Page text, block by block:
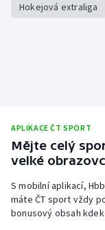
Hokejová extraliga
APLIKACE ČT SPORT
Mějte celý
velké
S mobilní aplikací,
máte ČT sport vždy
bonusový obsah